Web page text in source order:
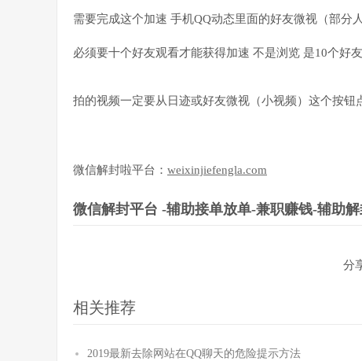
需要完成这个加速 手机QQ动态里面的好友微视（部分
必须要十个好友观看才能获得加速 不是浏览 是10个好
拍的视频一定要从日迹或好友微视（小视频）这个按
微信解封啦平台： weixinjiefengla.com
微信解封平台 -辅助接单放单-兼职赚钱-辅助
分
相关推荐
2019最新去除网站在QQ聊天的危险提示方法